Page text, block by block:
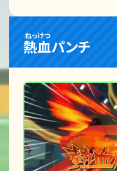
熱血
ねっけつ
パンチ